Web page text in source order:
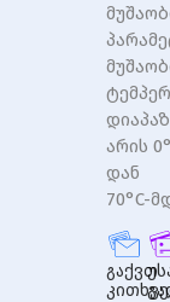
არის
დან
70°C-
გაქვთ